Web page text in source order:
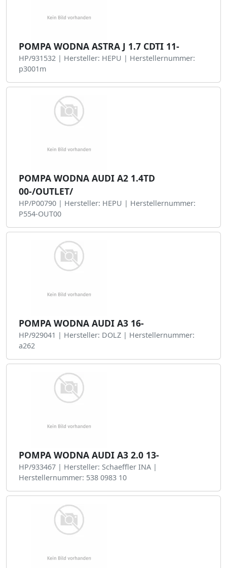
POMPA WODNA ASTRA J 1.7 CDTI 11-
HP/931532 | Hersteller: HEPU | Herstellernummer:
p3001m
POMPA WODNA AUDI A2 1.4TD
00-/OUTLET/
HP/P00790 | Hersteller: HEPU | Herstellernummer:
P554-OUT00
POMPA WODNA AUDI A3 16-
HP/929041 | Hersteller: DOLZ | Herstellernummer:
a262
POMPA WODNA AUDI A3 2.0 13-
HP/933467 | Hersteller: Schaeffler INA |
Herstellernummer: 538 0983 10